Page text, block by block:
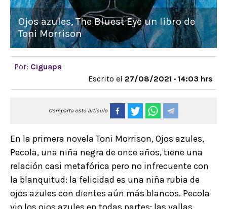
Ojos azules, The Bluest Eye un libro de
Toni Morrison
Por: Ciguapa
Escrito el 27/08/2021 · 14:03 hrs
Comparta este artículo
En la primera novela Toni Morrison, Ojos azules,
Pecola, una niña negra de once años, tiene una
relación casi metafórica pero no infrecuente con
la blanquitud: la felicidad es una niña rubia de
ojos azules con dientes aún más blancos. Pecola